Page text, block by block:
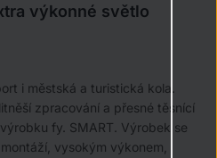
výkonné světlo
i městská a turistická kola.
zpracování a přesné těsnící
fy. SMART. Výrobek se
vysokým výkonem,